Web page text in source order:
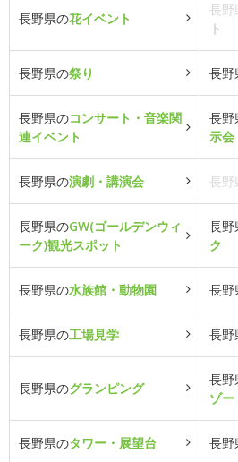
長野県の花イベント
長野
ト
長野県の祭り 長野
長野県のコンサート・音楽関
連イベント
長野
示会
長野県の演劇・講演会 長野
長野県のGW(ゴールデンウィ
ーク)観光スポット
長野
ク
長野県の水族館・動物園 長野
長野県の工場見学 長野
長野県のグランピング
長野
ゾ
長野県のタワー・展望台 長野